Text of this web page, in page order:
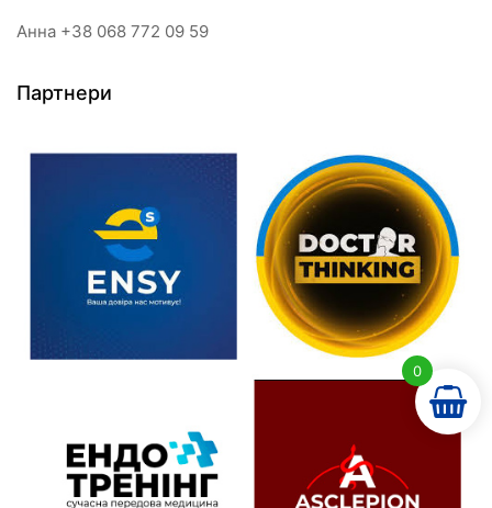
Анна +38 068 772 09 59
Партнери
0